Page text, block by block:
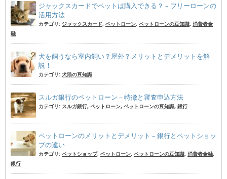
ジャックスカードでペットは購入できる？ – フリーローンの
活用方法
カテゴリ: ジャックスカード, ペットローン, ペットローンの豆知識, 消費者金
融
犬を飼うなら室内飼い？屋外？メリットとデメリットを解
説！
カテゴリ: 犬猫の豆知識
スルガ銀行のペットローン – 特徴と審査申込方法
カテゴリ: スルガ銀行, ペットローン, ペットローンの豆知識, 銀行
ペットローンのメリットとデメリット – 銀行とペットショッ
プの違い
カテゴリ: ペットショップ, ペットローン, ペットローンの豆知識, 消費者金融,
銀行